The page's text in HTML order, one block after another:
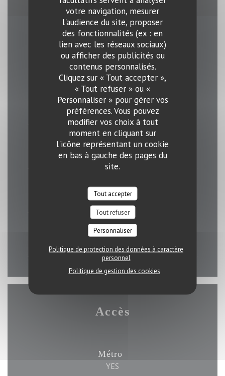
votre navigation, mesurer
l'audience du site, proposer
des fonctionnalités (ex : en
lien avec les réseaux sociaux)
ou afficher des publicités ou
contenus personnalisés.
Cliquez sur « Tout accepter »,
« Tout refuser » ou «
Personnaliser » pour gérer vos
préférences. Vous pouvez
modifier vos choix à tout
moment en cliquant sur
l'icône représentant un cookie
en bas à gauche des pages du
site.
Tout accepter
Tout refuser
Personnaliser
Politique de protection des données à caractère
personnel
Politique de gestion des cookies
Horaires
Lun-Jeu
11h00 - 14h00
18h00 - 22h00
Vendredi
11h00 - 14h00 • 18h00 - 00h00
17h45 - 00h00
Dimanche
Accès
Métro
YES